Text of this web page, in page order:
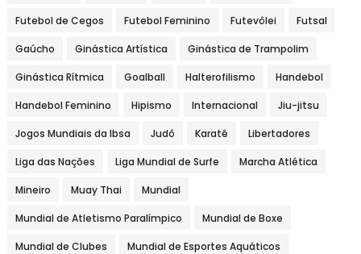
Futebol de Cegos Futebol Feminino Futevôlei Futsal
Gaúcho Ginástica Artística Ginástica de Trampolim
Ginástica Rítmica Goalball Halterofilismo Handebol
Handebol Feminino Hipismo Internacional Jiu-jitsu
Jogos Mundiais da Ibsa Judô Karatê Libertadores
Liga das Nações Liga Mundial de Surfe Marcha Atlética
Mineiro Muay Thai Mundial
Mundial de Atletismo Paralímpico Mundial de Boxe
Mundial de Clubes Mundial de Esportes Aquáticos